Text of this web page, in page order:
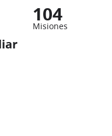
104
Misiones